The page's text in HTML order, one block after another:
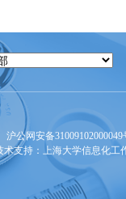
沪公网安备31009102000049
术支持： 上海大学信息化工